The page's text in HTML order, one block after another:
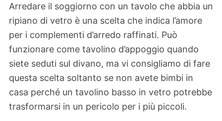
Arredare il soggiorno con un tavolo che abbia un
ripiano di vetro è una scelta che indica l’amore
per i complementi d’arredo raffinati. Può
funzionare come tavolino d’appoggio quando
siete seduti sul divano, ma vi consigliamo di fare
questa scelta soltanto se non avete bimbi in
casa perché un tavolino basso in vetro potrebbe
trasformarsi in un pericolo per i più piccoli.